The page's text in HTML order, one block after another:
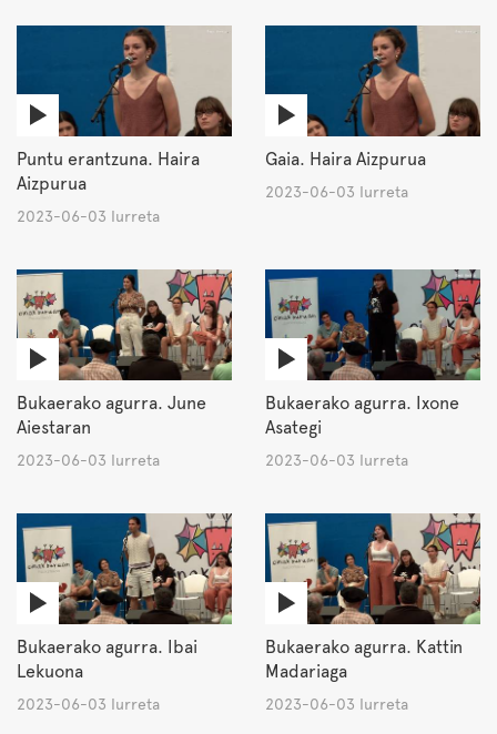
Puntu erantzuna. Haira
Aizpurua
2023-06-03 Iurreta
Gaia. Haira Aizpurua
2023-06-03 Iurreta
Bukaerako agurra. June
Aiestaran
2023-06-03 Iurreta
Bukaerako agurra. Ixone
Asategi
2023-06-03 Iurreta
Bukaerako agurra. Ibai
Lekuona
2023-06-03 Iurreta
Bukaerako agurra. Kattin
Madariaga
2023-06-03 Iurreta